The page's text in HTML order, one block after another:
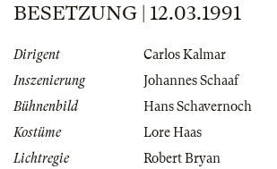
BESETZUNG | 12.03.1991
Dirigent
Carlos Kalmar
Inszenierung
Johannes Schaaf
Bühnenbild
Hans Schavernoch
Kostüme
Lore Haas
Lichtregie
Robert Bryan